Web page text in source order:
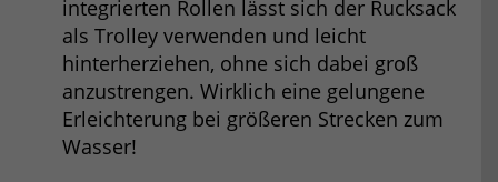
integrierten Rollen lässt sich der Rucksack
als Trolley verwenden und leicht
hinterherziehen, ohne sich dabei groß
anzustrengen. Wirklich eine gelungene
Erleichterung bei größeren Strecken zum
Wasser!